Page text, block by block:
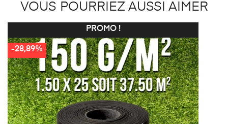
VOUS POURRIEZ AUSSI AIMER
PROMO !
-28,89%